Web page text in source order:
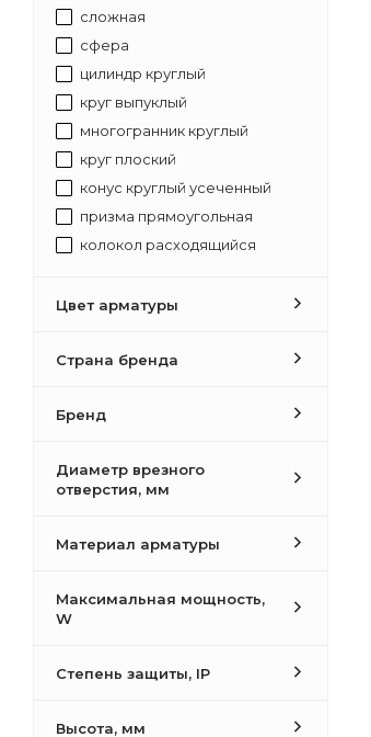
сложная
сфера
цилиндр круглый
круг выпуклый
многогранник круглый
круг плоский
конус круглый усеченный
призма прямоугольная
колокол расходящийся
прямоугольник плоский
прямоугольник выпуклый
куб
пирамида квадратная
призма квадратная
пирамида многоугольная
призма треугольная
Цвет арматуры
Страна бренда
Бренд
Диаметр врезного
отверстия, мм
Материал арматуры
Максимальная мощность,
W
Степень защиты, IP
Высота, мм